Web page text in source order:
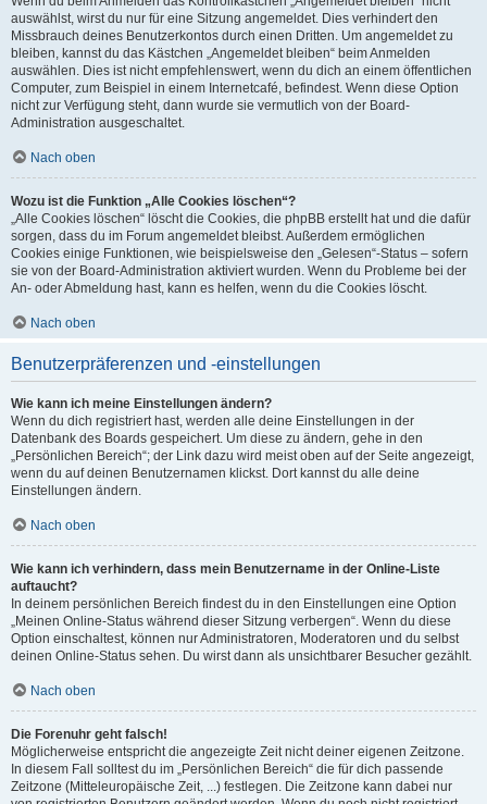
auswählst, wirst du nur für eine Sitzung angemeldet. Dies verhindert den
Missbrauch deines Benutzerkontos durch einen Dritten. Um angemeldet zu
bleiben, kannst du das Kästchen „Angemeldet bleiben“ beim Anmelden
auswählen. Dies ist nicht empfehlenswert, wenn du dich an einem öffentlichen
Computer, zum Beispiel in einem Internetcafé, befindest. Wenn diese Option
nicht zur Verfügung steht, dann wurde sie vermutlich von der Board-
Administration ausgeschaltet.
Nach oben
Wozu ist die Funktion „Alle Cookies löschen“?
„Alle Cookies löschen“ löscht die Cookies, die phpBB erstellt hat und die dafür
sorgen, dass du im Forum angemeldet bleibst. Außerdem ermöglichen
Cookies einige Funktionen, wie beispielsweise den „Gelesen“-Status – sofern
sie von der Board-Administration aktiviert wurden. Wenn du Probleme bei der
An- oder Abmeldung hast, kann es helfen, wenn du die Cookies löscht.
Nach oben
Benutzerpräferenzen und -einstellungen
Wie kann ich meine Einstellungen ändern?
Wenn du dich registriert hast, werden alle deine Einstellungen in der
Datenbank des Boards gespeichert. Um diese zu ändern, gehe in den
„Persönlichen Bereich“; der Link dazu wird meist oben auf der Seite angezeigt,
wenn du auf deinen Benutzernamen klickst. Dort kannst du alle deine
Einstellungen ändern.
Nach oben
Wie kann ich verhindern, dass mein Benutzername in der Online-Liste
auftaucht?
In deinem persönlichen Bereich findest du in den Einstellungen eine Option
„Meinen Online-Status während dieser Sitzung verbergen“. Wenn du diese
Option einschaltest, können nur Administratoren, Moderatoren und du selbst
deinen Online-Status sehen. Du wirst dann als unsichtbarer Besucher gezählt.
Nach oben
Die Forenuhr geht falsch!
Möglicherweise entspricht die angezeigte Zeit nicht deiner eigenen Zeitzone.
In diesem Fall solltest du im „Persönlichen Bereich“ die für dich passende
Zeitzone (Mitteleuropäische Zeit, ...) festlegen. Die Zeitzone kann dabei nur